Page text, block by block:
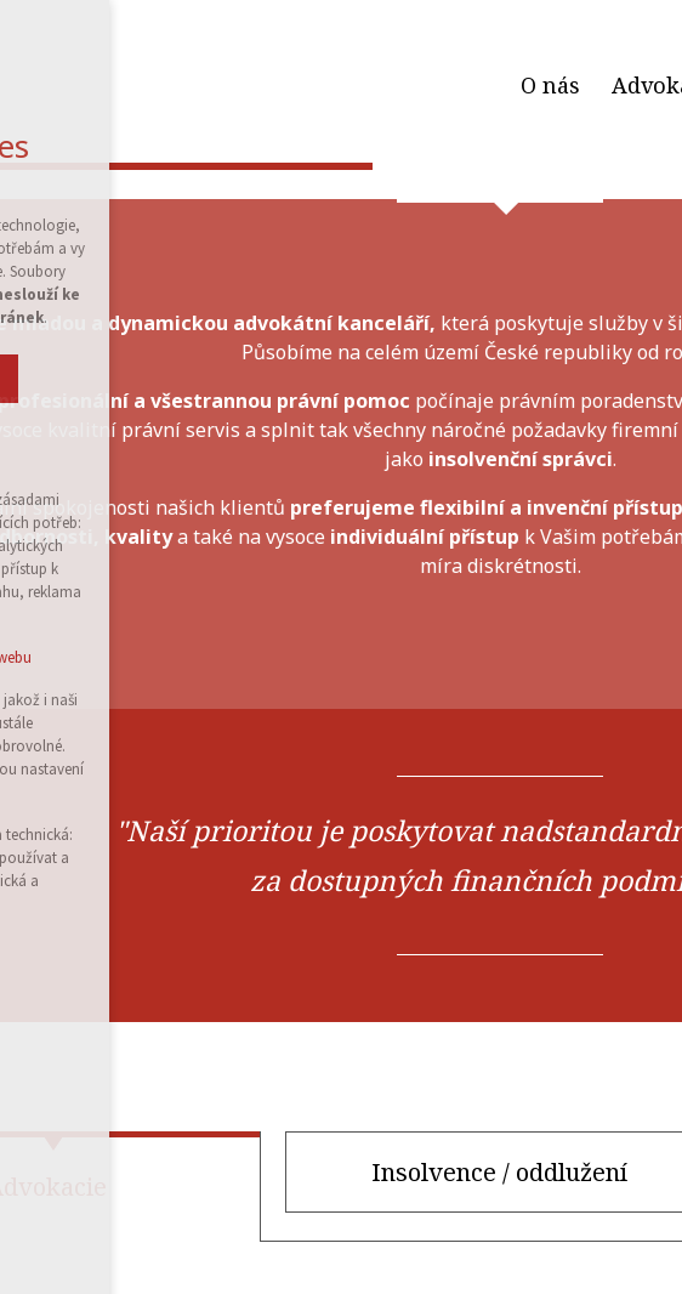
Spolehlivost, efektivita a
mladou a dynamickou advokátní kanceláří, která poskytuje služby v
Působíme na celém území České republiky od
a všestrannou právní pomoc počínaje právním
kvalitní právní servis a splnit tak všechny náročné požadavky
jako insolvenční správci.
spokojenosti našich klientů preferujeme flexibilní a invenční přístup
kvalitya také na vysoce individuální přístup k Vašim
míra diskrétnosti.
"Naší prioritou je poskytovat
za dostupných finančních
Insolvence / oddlužení
O nás
a vy
Soubory
ke
.
potřeb:
k
reklama
i naši
nastavení
technická:
a
a